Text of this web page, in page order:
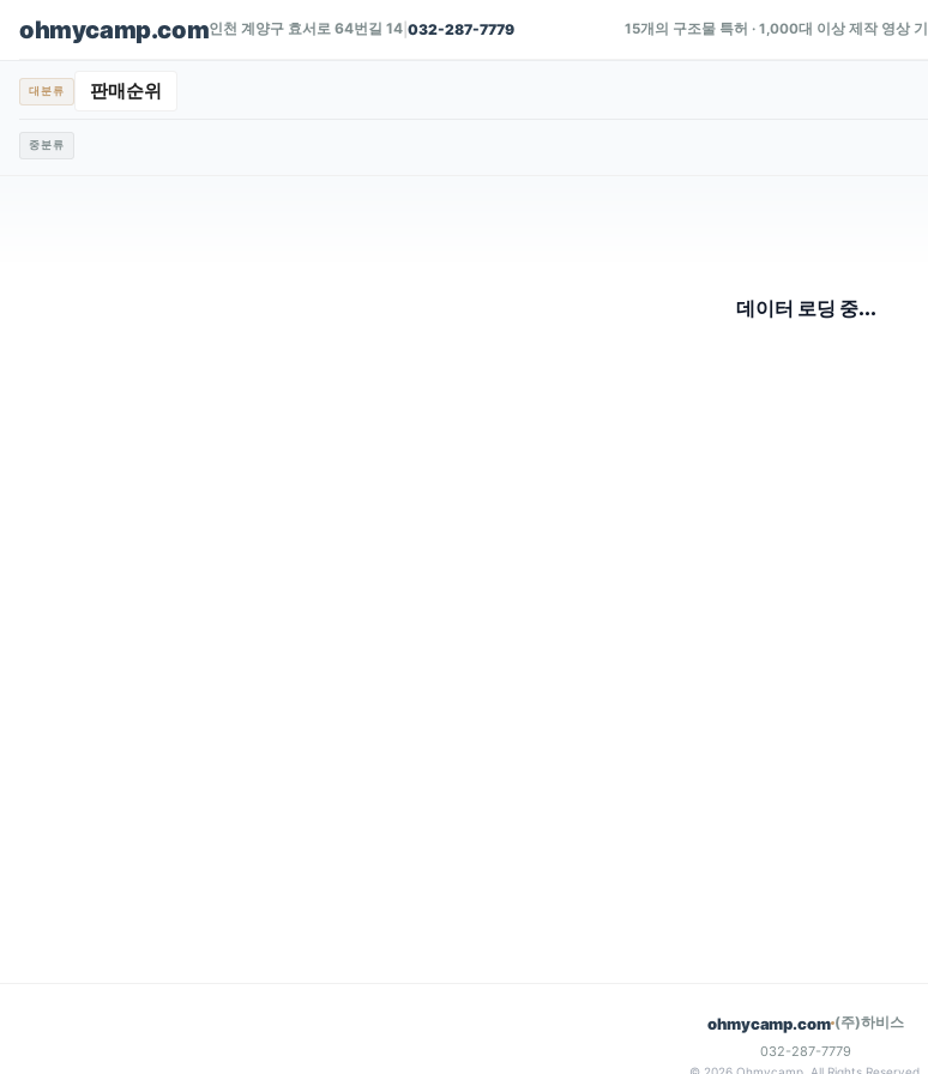
ohmycamp.com인천 계양구 효서로 64번길 14 |032-287-7779 15개의 구조물 특허 · 1,000대 이상 제작 영상
대분류 판매순위
중분류
데이터 로딩 중...
ohmycamp.com (주)하비스
032-287-7779